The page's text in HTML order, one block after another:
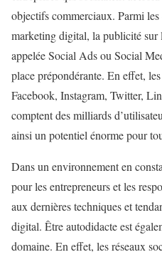
objectifs commerciaux. Parmi
marketing digital, la publicité sur
appelée Social Ads ou Social
place prépondérante. En effet,
Facebook, Instagram, Twitter,
comptent des milliards
ainsi un potentiel énorme pour
Dans un environnement en
pour les entrepreneurs et les
aux dernières techniques et
digital. Être autodidacte est
domaine. En effet, les réseaux